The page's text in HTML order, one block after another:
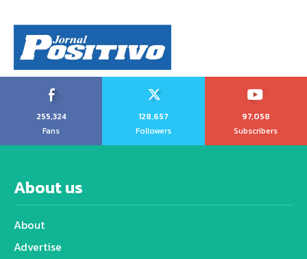
255,324
Fans
128,657
Followers
97,058
Subscribers
About us
About
Advertise